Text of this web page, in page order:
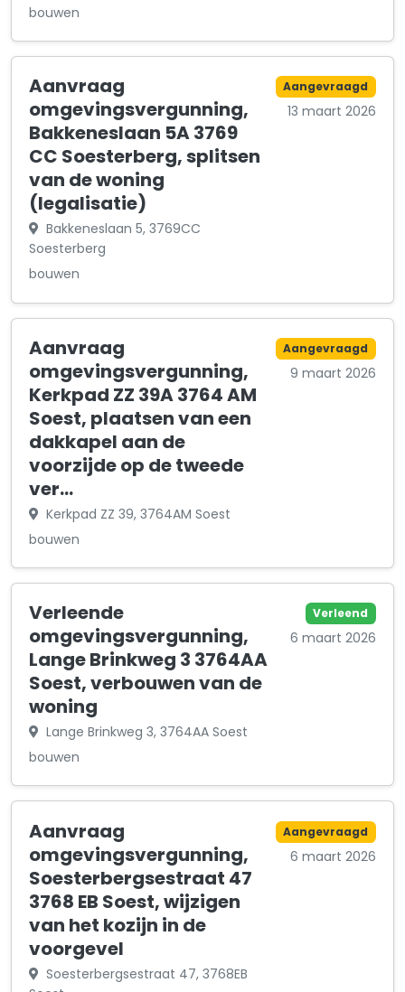
bouwen
Aanvraag
omgevingsvergunning,
Bakkeneslaan 5A 3769
CC Soesterberg, splitsen
van de woning
(legalisatie)
Bakkeneslaan 5, 3769CC
Soesterberg
bouwen
Aangevraagd
13 maart 2026
Aanvraag
omgevingsvergunning,
Kerkpad ZZ 39A 3764 AM
Soest, plaatsen van een
dakkapel aan de
voorzijde op de tweede
ver…
Kerkpad ZZ 39, 3764AM Soest
bouwen
Aangevraagd
9 maart 2026
Verleende
omgevingsvergunning,
Lange Brinkweg 3 3764AA
Soest, verbouwen van de
woning
Lange Brinkweg 3, 3764AA Soest
bouwen
Verleend
6 maart 2026
Aanvraag
omgevingsvergunning,
Soesterbergsestraat 47
3768 EB Soest, wijzigen
van het kozijn in de
voorgevel
Soesterbergsestraat 47, 3768EB
Aangevraagd
6 maart 2026